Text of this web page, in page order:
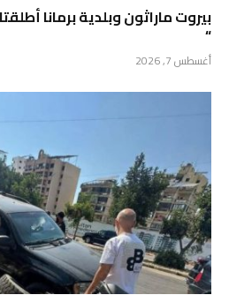
بيروت ماراثون وبلدية برمانا
“
أغسطس 7, 2026